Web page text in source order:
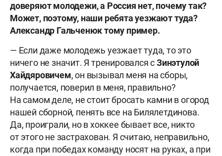
доверяют молодежи, а Россия нет, почему так?
Может, поэтому, наши ребята уезжают туда?
Александр Гальченюк тому пример.
— Если даже молодежь уезжает туда, то это
ничего не значит. Я тренировался сЗинэтулой
Хайдяровичем, он вызывал меня на сборы,
получается, поверил в меня, правильно?
На самом деле, не стоит бросать камни в огород
нашей сборной, пенять все на Билялетдинова.
Да, проиграли, но в хоккее бывает все, никто
от этого не застрахован. Я считаю, неправильно,
когда при победах команду носят на руках, а при